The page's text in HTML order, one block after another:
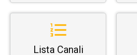
Lista Canali